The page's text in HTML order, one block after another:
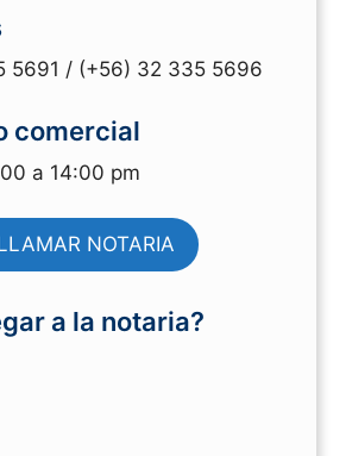
5691 / (+56) 32 335 5696
comercial
a 14:00 pm
NOTARIA
a la notaria?